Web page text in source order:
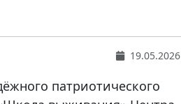
19.05.2026
патриотического